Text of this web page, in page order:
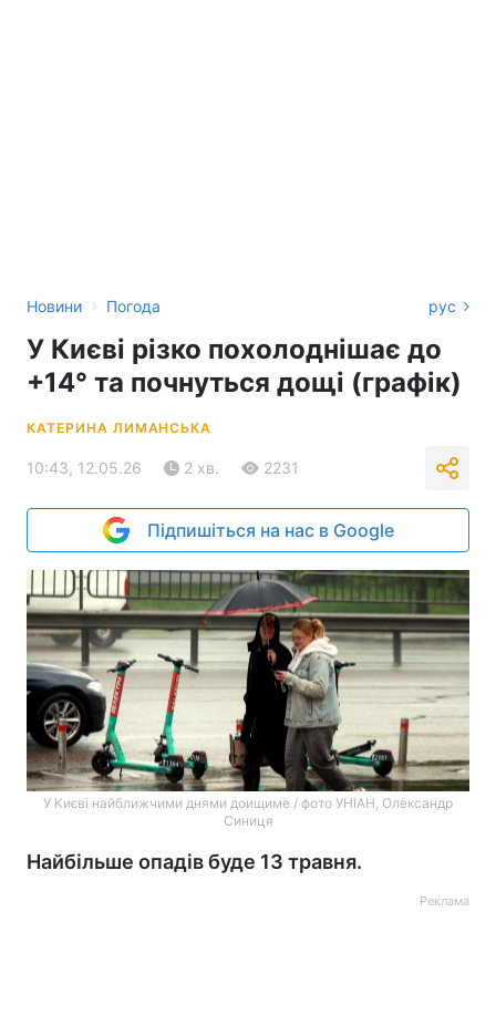
Новини › Погода рус
У Києві різко похолоднішає до
+14° та почнуться дощі (графік)
КАТЕРИНА ЛИМАНСЬКА
10:43, 12.05.26 2 хв. 2231
Підпишіться на нас в Google
У Києві найближчими днями доищиме / фото УНІАН, Олександр
Синиця
Найбільше опадів буде 13 травня.
Реклама